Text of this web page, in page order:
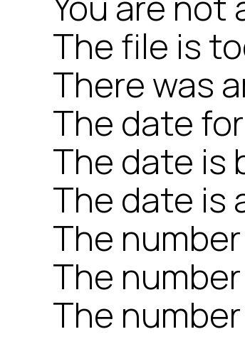
The file is
There was
The date
The date is
The date is
The
The
The